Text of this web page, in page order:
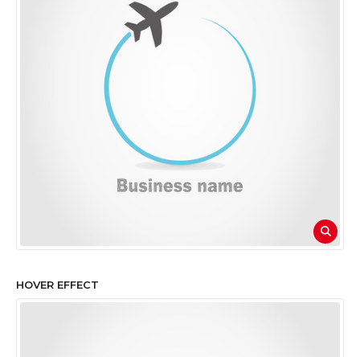
HOVER EFFECT